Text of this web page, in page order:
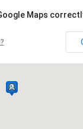
Maps